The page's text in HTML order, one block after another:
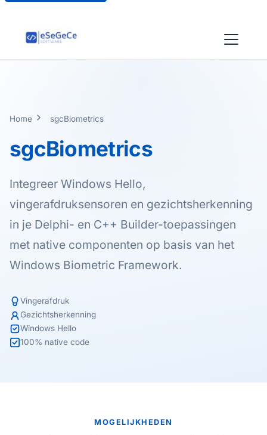
Home sgcBiometrics
sgcBiometrics
Integreer Windows Hello,
vingerafdruksensoren en gezichtsherkenning
in je Delphi- en C++ Builder-toepassingen
met native componenten op basis van het
Windows Biometric Framework.
Vingerafdruk
Gezichtsherkenning
Windows Hello
100% native code
MOGELIJKHEDEN